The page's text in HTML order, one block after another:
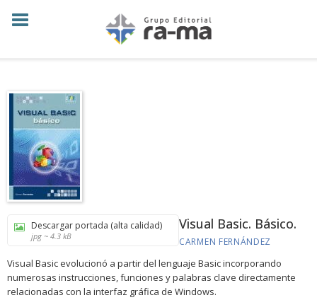
Descargar portada (alta calidad)
jpg ~ 4.3 kB
Visual Basic. Básico.
CARMEN FERNÁNDEZ
Visual Basic evolucionó a partir del lenguaje Basic incorporando
numerosas instrucciones, funciones y palabras clave directamente
relacionadas con la interfaz gráfica de Windows.